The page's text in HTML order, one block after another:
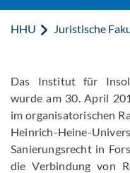
HHU Juristische
Das Institut für
wurde am 30. April
im organisatorischen
Heinrich-Heine-
Sanierungsrecht in
die Verbindung von